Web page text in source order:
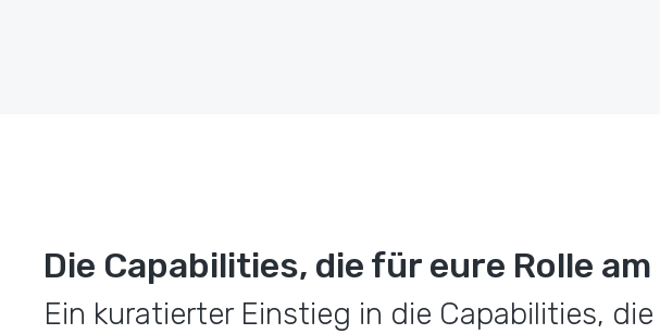
Die Capabilities, die für eure Rolle
Ein kuratierter Einstieg in die Capabilities, die